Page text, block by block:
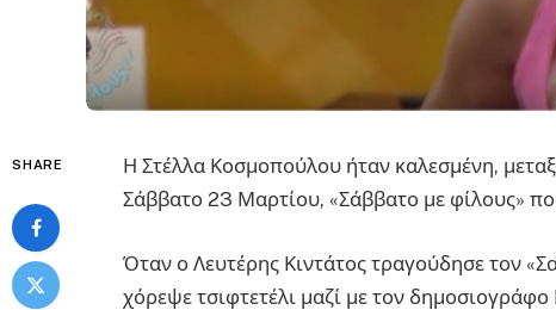
SHARE
Η Στέλλα Κοσμοπούλου ήταν καλεσμένη,
Σάββατο 23 Μαρτίου, «Σάββατο με φίλους»
Όταν ο Λευτέρης Κιντάτος τραγούδησε τον
χόρεψε τσιφτετέλι μαζί με τον